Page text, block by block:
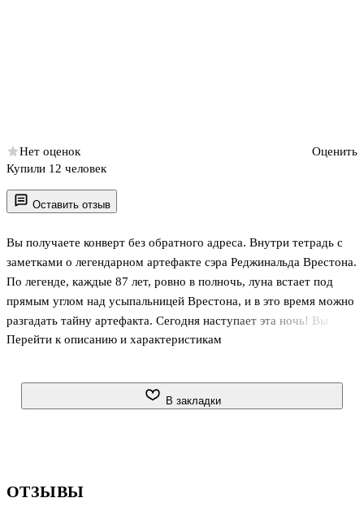
Оставить отзыв
Вы получаете конверт без обратного адреса. Внутри тетрадь с
заметками о легендарном артефакте сэра Реджинальда Врестона.
По легенде, каждые 87 лет, ровно в полночь, луна встает под
прямым углом над усыпальницей Врестона, и в это время можно
разгадать тайну артефакта. Сегодня наступает эта ночь! Вы
готовы?
называемых Эскейп-квестах (приключенческих играх,
история и новый мир загадок.
Перейти к описанию и характеристикам
Нет оценок
Оценить
Купили 12 человек
В закладки
ОТЗЫВЫ